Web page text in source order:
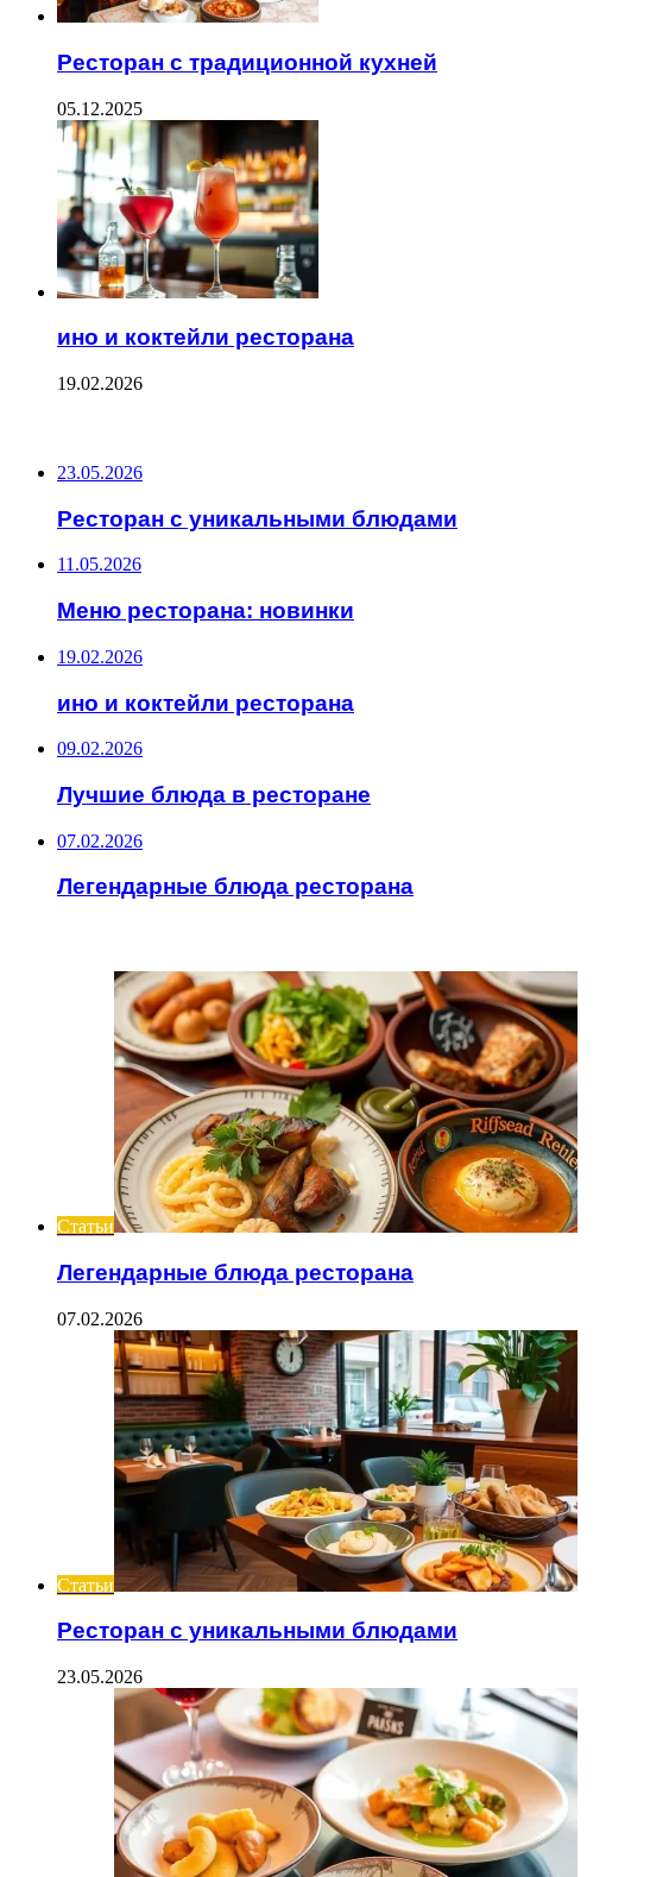
Ресторан с традиционной кухней
05.12.2025
ино и коктейли ресторана
19.02.2026
23.05.2026
Ресторан с уникальными блюдами
11.05.2026
Меню ресторана: новинки
19.02.2026
ино и коктейли ресторана
09.02.2026
Лучшие блюда в ресторане
07.02.2026
Легендарные блюда ресторана
Статьи
Легендарные блюда ресторана
07.02.2026
Статьи
Ресторан с уникальными блюдами
23.05.2026